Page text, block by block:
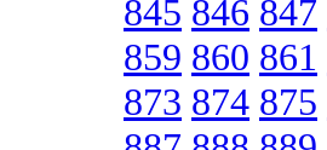
845 846 847
859 860 861
873 874 875